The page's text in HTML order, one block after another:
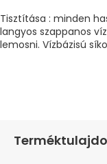
Tisztítása : minden
langyos szappanos
lemosni. Vízbázisú